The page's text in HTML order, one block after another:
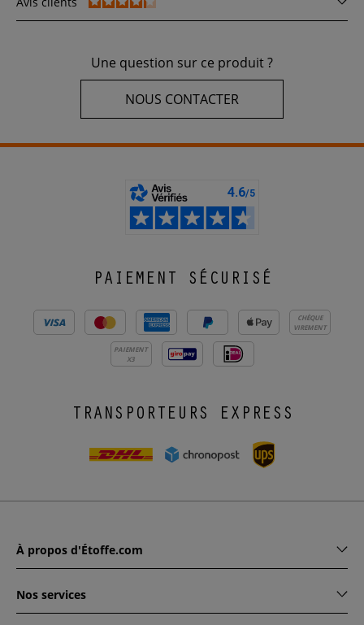
Une question sur ce produit ?
NOUS CONTACTER
PAIEMENT SÉCURISÉ
CHÈQUE
VIREMENT
PAIEMENT
X3
TRANSPORTEURS EXPRESS
À propos d'Étoffe.com
Nos services